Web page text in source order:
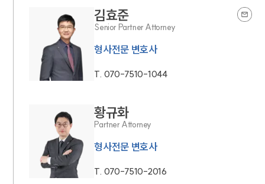
김효준
Senior Partner Attorney
형사전문 변호사
T. 070-7510-1044
황규화
Partner Attorney
형사전문 변호사
T. 070-7510-2016